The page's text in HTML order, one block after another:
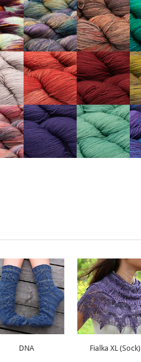
DNA Fialka XL (Sock)